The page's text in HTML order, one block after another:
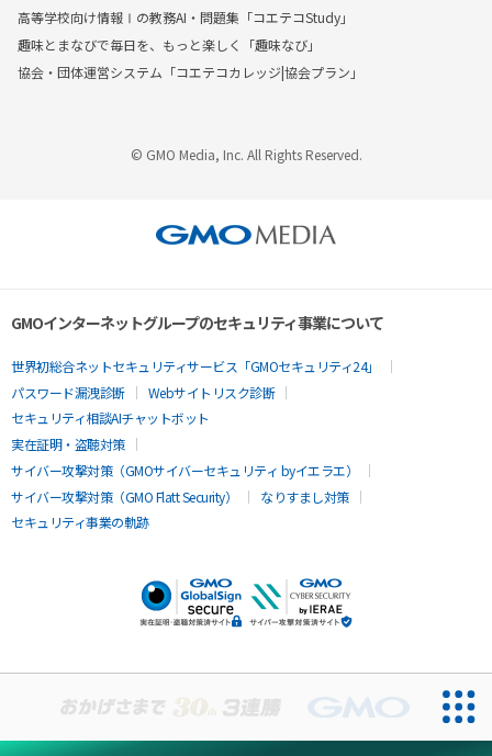
高等学校向け情報Ⅰの教務AI・問題集「コエテコStudy」
趣味とまなびで毎日を、もっと楽しく「趣味なび」
協会・団体運営システム「コエテコカレッジ|協会プラン」
© GMO Media, Inc. All Rights Reserved.
GMOインターネットグループのセキュリティ事業について
世界初総合ネットセキュリティサービス「GMOセキュリティ24」
パスワード漏洩診断
Webサイトリスク診断
セキュリティ相談AIチャットボット
実在証明・盗聴対策
サイバー攻撃対策（GMOサイバーセキュリティ byイエラエ）
サイバー攻撃対策（GMO Flatt Security）
なりすまし対策
セキュリティ事業の軌跡